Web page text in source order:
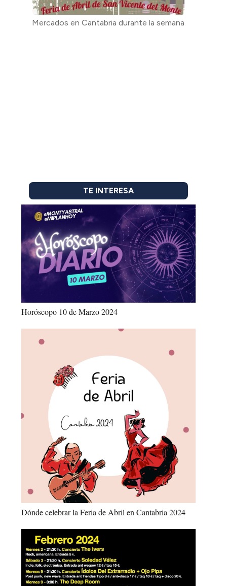
Mercados en Cantabria durante la semana
TE INTERESA
Horóscopo 10 de Marzo 2024
Dónde celebrar la Feria de Abril en Cantabria 2024